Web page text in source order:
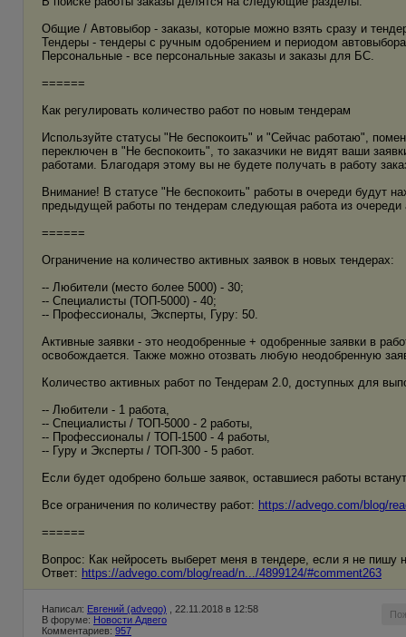
Общие / Автовыбор - заказы, которые можно взять сразу и
Тендеры - тендеры с ручным одобрением и периодом
Персональные - все персональные заказы и заказы для БС.
======
Как регулировать количество работ по новым тендерам
Используйте статусы "Не беспокоить" и "Сейчас работаю",
переключен в "Не беспокоить", то заказчики не видят ваши
работами. Благодаря этому вы не будете получать в работу
Внимание! В статусе "Не беспокоить" работы в очереди будут
предыдущей работы по тендерам следующая работа из очереди
======
Ограничение на количество активных заявок в новых тендерах:
-- Любители (место более 5000) - 30;
-- Специалисты (ТОП-5000) - 40;
-- Профессионалы, Эксперты, Гуру: 50.
Активные заявки - это неодобренные + одобренные заявки в
освобождается. Также можно отозвать любую неодобренную
Количество активных работ по Тендерам 2.0, доступных для
-- Любители - 1 работа,
-- Специалисты / ТОП-5000 - 2 работы,
-- Профессионалы / ТОП-1500 - 4 работы,
-- Гуру и Эксперты / ТОП-300 - 5 работ.
Если будет одобрено больше заявок, оставшиеся работы
Все ограничения по количеству работ: https://advego.com/blog/
======
Вопрос: Как нейросеть выберет меня в тендере, если я не пишу
Ответ: https://advego.com/blog/read/n.../4899124/#comment263
Написал: Евгений (advego) , 22.11.2018 в 12:58
В форуме: Новости Адвего
Комментариев: 957